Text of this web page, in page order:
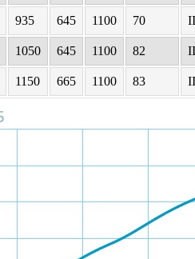
935 645 1100 70
1050 645 1100 82 II
1150 665 1100 83